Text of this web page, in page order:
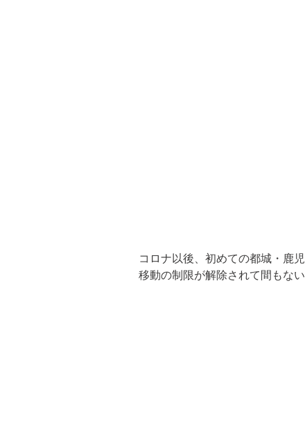
コロナ以後、初めての都城・鹿
移動の制限が解除されて間もな